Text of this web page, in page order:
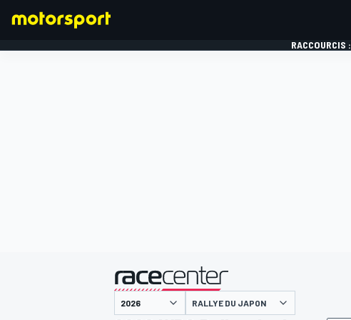
RACCOURCIS :
présenté par
RALLYE DU JAPON